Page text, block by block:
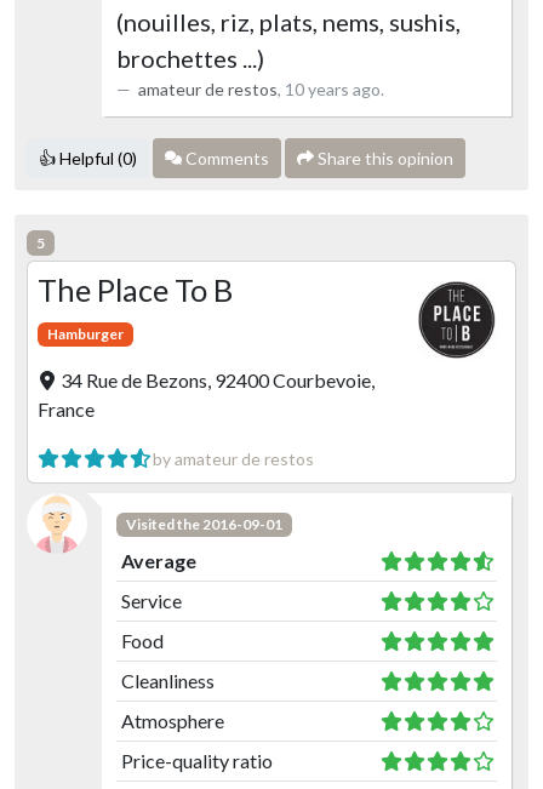
(nouilles, riz, plats, nems, sushis,
brochettes ...)
amateur de restos, 10 years ago.
👍 Helpful (0) Comments Share this opinion
5
The Place To B
Hamburger
34 Rue de Bezons, 92400 Courbevoie,
France
by amateur de restos
Visited the 2016-09-01
Average
Service
Food
Cleanliness
Atmosphere
Price-quality ratio